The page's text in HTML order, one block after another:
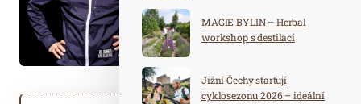
MAGIE BYLIN – Herbal
workshop s destilací
Jižní Čechy startují
cyklosezonu 2026 – ideální